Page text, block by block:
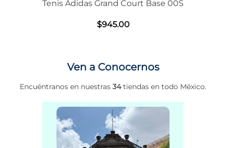
Tenis Adidas Grand Court Base 00S
$945.00
Ven a Conocernos
Encuéntranos en nuestras 34tiendas en todo México.